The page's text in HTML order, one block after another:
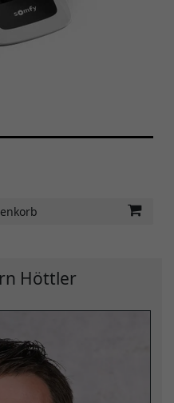
Höttler